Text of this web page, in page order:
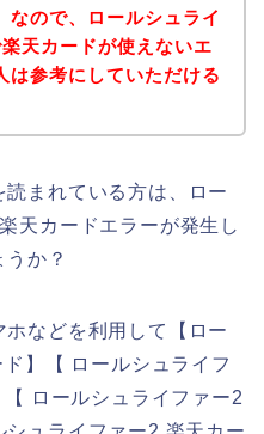
なので、ロールシュライ
天カードが使えないエ
は参考にしていただける
まれている方は、ロー
天カードエラーが発生し
か？
などを利用して【ロー
】【 ロールシュライフ
ロールシュライファー2